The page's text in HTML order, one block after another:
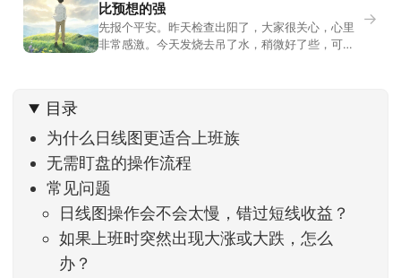
比预想的强
先报个平安。昨天检查出阳了，大家很关心，心里
非常感激。今天发烧去吊了水，稍微好了些，可没
去相差不大，但细看下来，跌幅超过3%的只有不到
→
目录
为什么日线图更适合上班族
无需盯盘的操作流程
常见问题
日线图操作会不会太慢，错过短线收益？
如果上班时突然出现大涨或大跌，怎么
办？